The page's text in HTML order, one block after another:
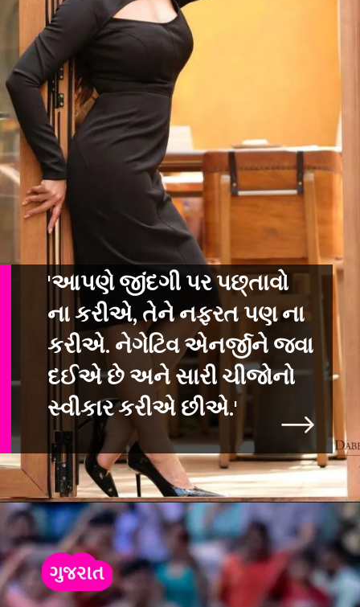
'આપણે જીંદગી પર પછ્તાવો
ના કરીએ, તેને નફરત પણ ના
કરીએ. નેગેટિવ એનર્જીનેજવા
દઈએ છે અને સારી ચીજોનો